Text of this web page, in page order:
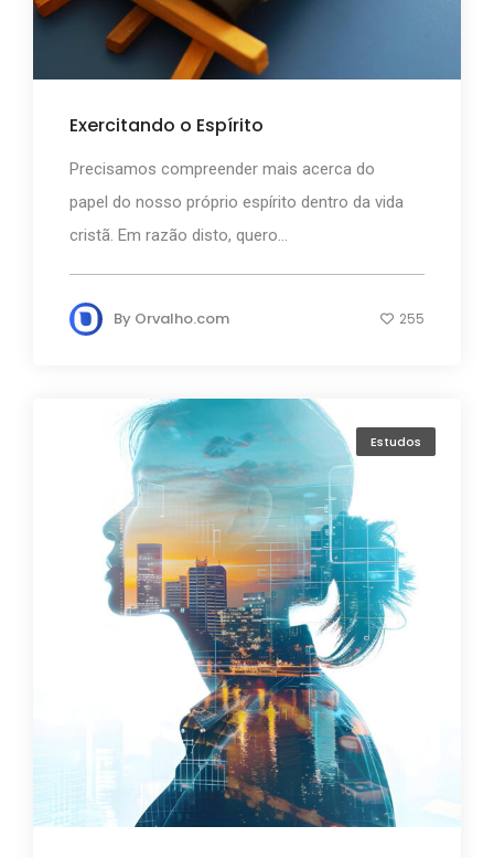
Exercitando o Espírito
Precisamos compreender mais acerca do
papel do nosso próprio espírito dentro da vida
cristã. Em razão disto, quero...
By Orvalho.com 255
Estudos